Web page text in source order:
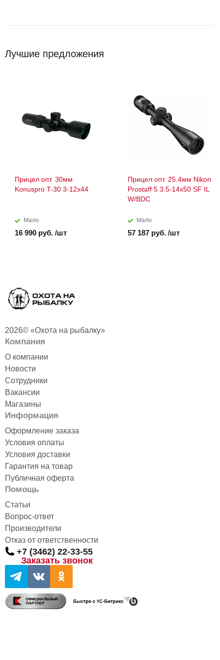
Лучшие предложения
Прицел опт. 30мм
Konuspro T-30 3-12x44
Мало
16 990 руб. /шт
Прицел опт. 25.4мм Nikon
Prostaff 5 3.5-14х50 SF IL
W/BDC
Мало
57 187 руб. /шт
2026© «Охота на рыбалку»
Компания
О компании
Новости
Сотрудники
Вакансии
Магазины
Информация
Оформление заказа
Условия оплаты
Условия доставки
Гарантия на товар
Публичная оферта
Помощь
Статьи
Вопрос-ответ
Производители
Отказ от ответственности
+7 (3462) 22-33-55
Заказать звонок